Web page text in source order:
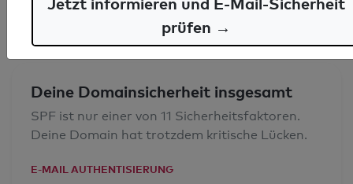
Deine Domainsicherheit insgesamt
SPF ist nur einer von 11 Sicherheitsfaktoren.
Deine Domain hat trotzdem kritische Lücken.
E-MAIL AUTHENTISIERUNG
prüfen →